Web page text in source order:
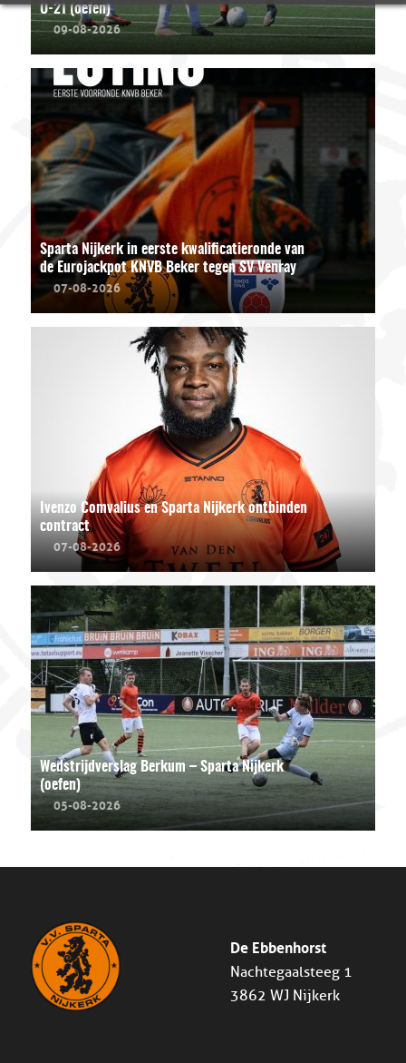
O-21 (oefen)
09-08-2026
Sparta Nijkerk in eerste kwalificatieronde van
de Eurojackpot KNVB Beker tegen SV Venray
07-08-2026
Ivenzo Comvalius en Sparta Nijkerk ontbinden
contract
07-08-2026
Wedstrijdverslag Berkum – Sparta Nijkerk
(oefen)
05-08-2026
De Ebbenhorst
Nachtegaalsteeg 1
3862 WJ Nijkerk